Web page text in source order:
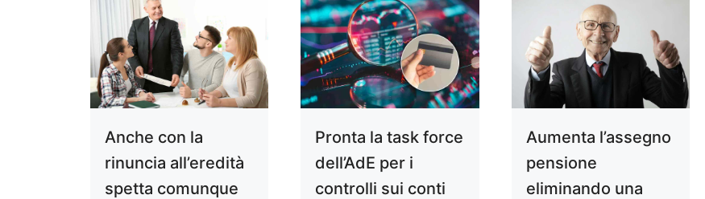
Anche con la
rinuncia all’eredità
spetta comunque
Pronta la task force
dell’AdE per i
controlli sui conti
Aumenta l’assegno
pensione
eliminando una